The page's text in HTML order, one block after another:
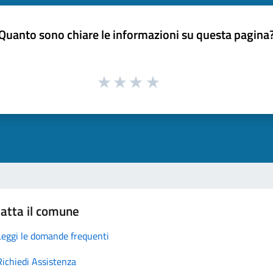
sono chiare le informazioni su questa
il comune
le domande frequenti
Assistenza